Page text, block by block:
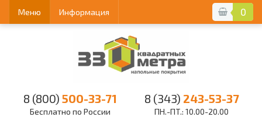
0
Меню Информация
8 (800) 500-33-71
Бесплатно по России
8 (343) 243-53-37
ПН.-ПТ.: 10.00-20.00